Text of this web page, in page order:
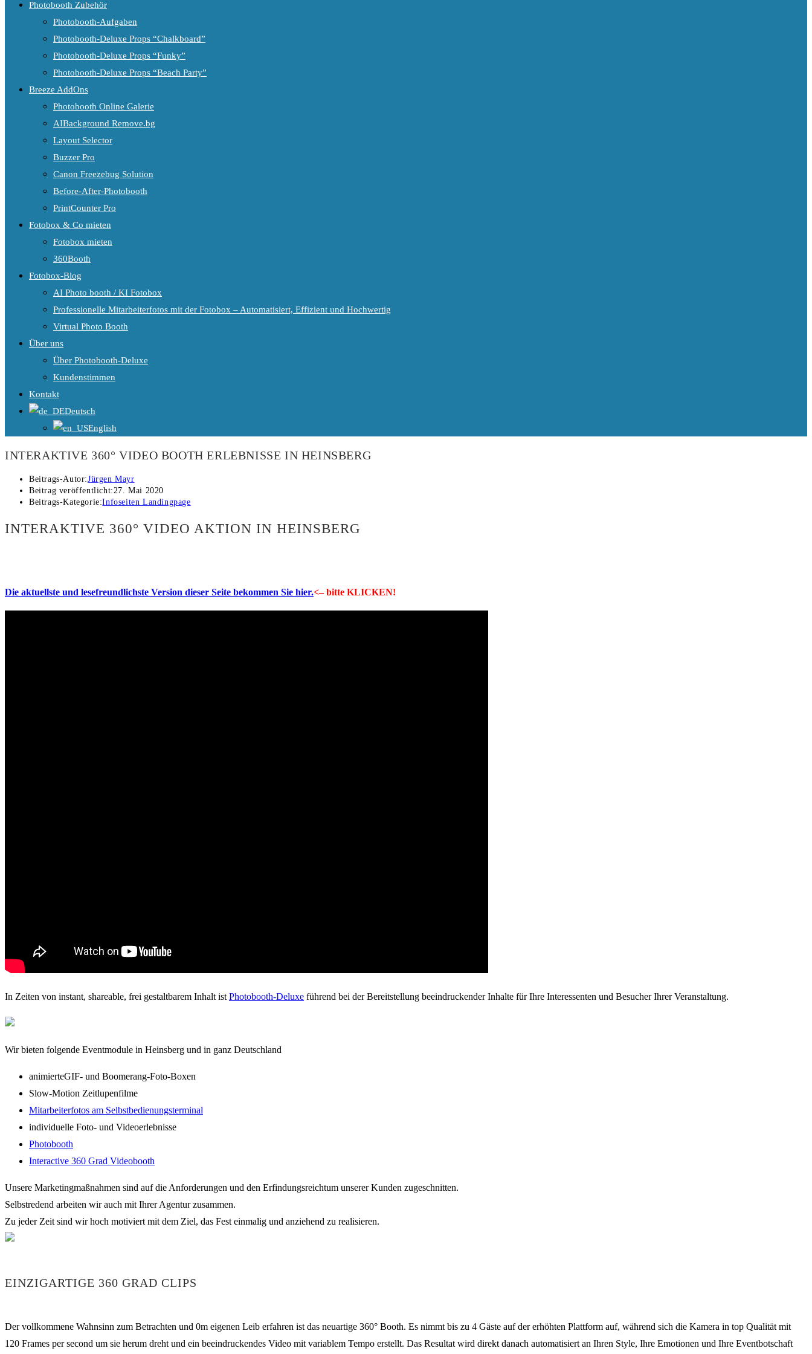
Photobooth Zubehör
Photobooth-Aufgaben
Photobooth-Deluxe Props “Chalkboard”
Photobooth-Deluxe Props “Funky”
Photobooth-Deluxe Props “Beach Party”
Breeze AddOns
Photobooth Online Galerie
AIBackground Remove.bg
Layout Selector
Buzzer Pro
Canon Freezebug Solution
Before-After-Photobooth
PrintCounter Pro
Fotobox & Co mieten
Fotobox mieten
360Booth
Fotobox-Blog
AI Photo booth / KI Fotobox
Professionelle Mitarbeiterfotos mit der Fotobox – Automatisiert, Effizient und Hochwertig
Virtual Photo Booth
Über uns
Über Photobooth-Deluxe
Kundenstimmen
Kontakt
Deutsch
English
INTERAKTIVE 360° VIDEO BOOTH ERLEBNISSE IN HEINSBERG
Beitrags-Autor:Jürgen Mayr
Beitrag veröffentlicht:27. Mai 2020
Beitrags-Kategorie:Infoseiten Landingpage
INTERAKTIVE 360° VIDEO AKTION IN HEINSBERG
Die aktuellste und lesefreundlichste Version dieser Seite bekommen Sie hier.<– bitte KLICKEN!
In Zeiten von instant, shareable, frei gestaltbarem Inhalt ist Photobooth-Deluxe führend bei der Bereitstellung beeindruckender Inhalte für Ihre Interessenten und Besucher Ihrer Veranstaltung.
Wir bieten folgende Eventmodule in Heinsberg und in ganz Deutschland
animierteGIF- und Boomerang-Foto-Boxen
Slow-Motion Zeitlupenfilme
Mitarbeiterfotos am Selbstbedienungsterminal
individuelle Foto- und Videoerlebnisse
Photobooth
Interactive 360 Grad Videobooth
Unsere Marketingmaßnahmen sind auf die Anforderungen und den Erfindungsreichtum unserer Kunden zugeschnitten.
Selbstredend arbeiten wir auch mit Ihrer Agentur zusammen.
Zu jeder Zeit sind wir hoch motiviert mit dem Ziel, das Fest einmalig und anziehend zu realisieren.
EINZIGARTIGE 360 GRAD CLIPS
Der vollkommene Wahnsinn zum Betrachten und 0m eigenen Leib erfahren ist das neuartige 360° Booth. Es nimmt bis zu 4 Gäste auf der erhöhten Plattform auf, während sich die Kamera in top Qualität mit
120 Frames per second um sie herum dreht und ein beeindruckendes Video mit variablem Tempo erstellt. Das Resultat wird direkt danach automatisiert an Ihren Style, Ihre Emotionen und Ihre Eventbotschaft